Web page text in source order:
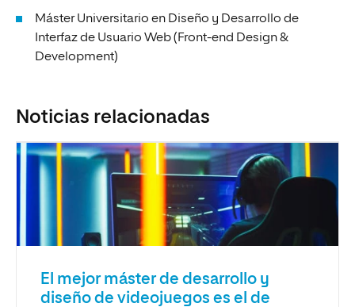
Máster Universitario en Diseño y Desarrollo de
Interfaz de Usuario Web (Front-end Design &
Development)
Noticias relacionadas
El mejor máster de desarrollo y
diseño de videojuegos es el de